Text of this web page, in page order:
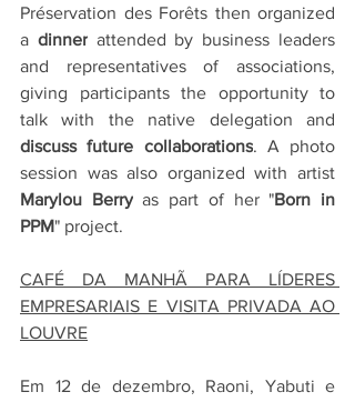
Préservation des Forêts then organized
a dinner attended by business leaders
and representatives of associations,
giving participants the opportunity to
discuss future collaborations. A photo
Marylou Berry as part of her "Born in
PPM" project.
CAFÉ DA MANHÃ PARA LÍDERES
EMPRESARIAIS E VISITA PRIVADA AO
LOUVRE
Em 12 de dezembro, Raoni, Yabuti e